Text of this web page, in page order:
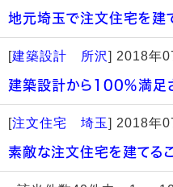
地元埼玉で注文住宅を建
[建築設計 所沢] 2018年
建築設計から100％満足
[注文住宅 埼玉] 2018年
素敵な注文住宅を建てるこ